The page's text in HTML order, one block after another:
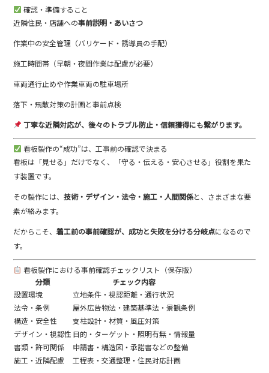
確認・準備すること
近隣住民・店舗への事前説明・あいさつ
作業中の安全管理（バリケード・誘導員の手配）
施工時間帯（早朝・夜間作業は配慮が必要）
車両通行止めや作業車両の駐車場所
落下・飛散対策の計画と事前点検
丁寧な近隣対応が、後々のトラブル防止・信頼獲得にも繋がります。
看板製作の“成功”は、工事前の確認で決まる
看板は「見せる」だけでなく、「守る・伝える・安心させる」役割を果た
す装置です。
その製作には、技術・デザイン・法令・施工・人間関係と、さまざまな要
素が絡みます。
だからこそ、着工前の事前確認が、成功と失敗を分ける分岐点になるので
す。
看板製作における事前確認チェックリスト（保存版）
分類
チェック内容
設置環境
立地条件・視認距離・通行状況
法令・条例
屋外広告物法・建築基準法・景観条例
構造・安全性
支柱設計・材質・風圧対策
デザイン・視認性 目的・ターゲット・照明有無・情報量
書類・許可関係
申請書・構造図・承諾書などの整備
施工・近隣配慮
工程表・交通整理・住民対応計画